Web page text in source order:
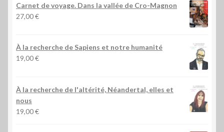
Carnet de voyage. Dans la vallée de Cro-Magnon
27,00€
À la recherche de Sapiens et notre humanité
19,00€
À la recherche de l'altérité, Néandertal, elles et
nous
19,00€